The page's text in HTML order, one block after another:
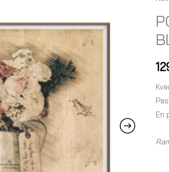
En
Da
Vinci